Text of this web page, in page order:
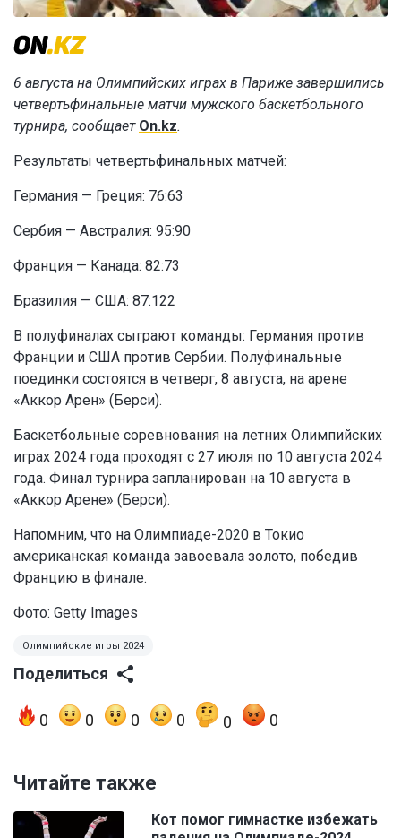
6 августа на Олимпийских играх в Париже завершились
четвертьфинальные матчи мужского баскетбольного
турнира, сообщает On.kz.
Результаты четвертьфинальных матчей:
Германия — Греция: 76:63
Сербия — Австралия: 95:90
Франция — Канада: 82:73
Бразилия — США: 87:122
В полуфиналах сыграют команды: Германия против
Франции и США против Сербии. Полуфинальные
поединки состоятся в четверг, 8 августа, на арене
«Аккор Арен» (Берси).
Баскетбольные соревнования на летних Олимпийских
играх 2024 года проходят с 27 июля по 10 августа 2024
года. Финал турнира запланирован на 10 августа в
«Аккор Арене» (Берси).
Напомним, что на Олимпиаде-2020 в Токио
американская команда завоевала золото, победив
Францию в финале.
Фото: Getty Images
Олимпийские игры 2024
Поделиться
0 0 0 0 0 0
Читайте также
Кот помог гимнастке избежать